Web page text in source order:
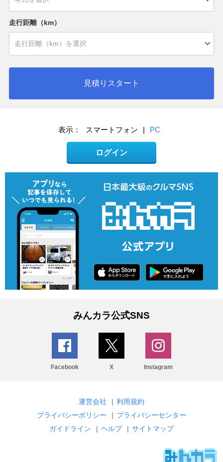
走行距離（km）
見積りスタート
表示： スマートフォン | PC
ログイン
みんカラ公式SNS
Facebook X Instagram
運営会社 | 利用規約
プライバシーポリシー
| プライバシーセンター
ガイドライン
| ヘルプ | サイトマップ